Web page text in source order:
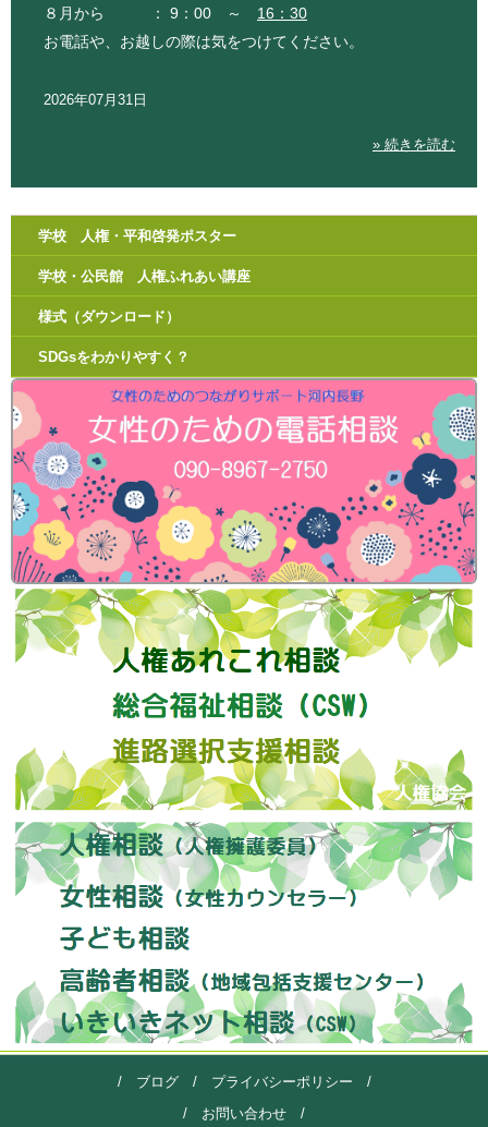
８月から ： 9：00 ～ 16：30
お電話や、お越しの際は気をつけてください。
2026年07月31日
» 続きを読む
学校 人権・平和啓発ポスター
学校・公民館 人権ふれあい講座
様式（ダウンロード）
SDGsをわかりやすく？
/ ブログ/プライバシーポリシー /
/ お問い合わせ /